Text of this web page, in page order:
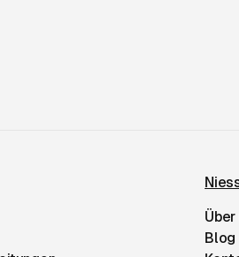
Über
Blog